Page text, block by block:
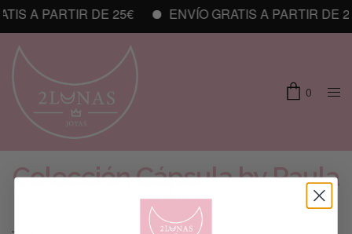
A PARTIR DE 25€ ENVÍO GRATIS A PARTIR DE
0
Colección Cápsula by Paula
Soler